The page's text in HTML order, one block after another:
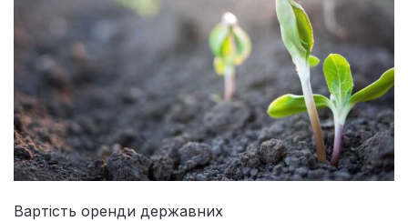
Вартість оренди державних